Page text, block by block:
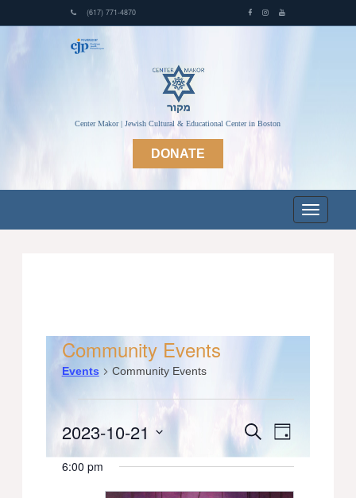
(617) 771-4870
Center Makor | Jewish Cultural & Educational Center in Boston
DONATE
Community Events
Events Community Events
Events
for
October
Events
Search
SearchEvent
Views
Day
2023-10-21
Select
date.
6:00 pm